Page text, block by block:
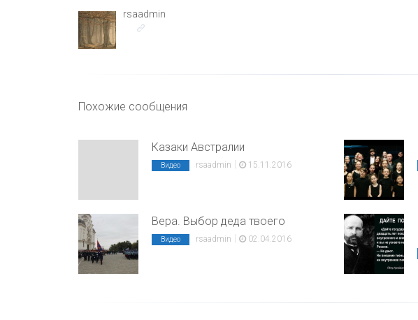
rsaadmin
Похожие сообщения
Казаки Австралии
Видео rsaadmin 15.11.2016
Вера. Выбор деда твоего
Видео rsaadmin 02.04.2016